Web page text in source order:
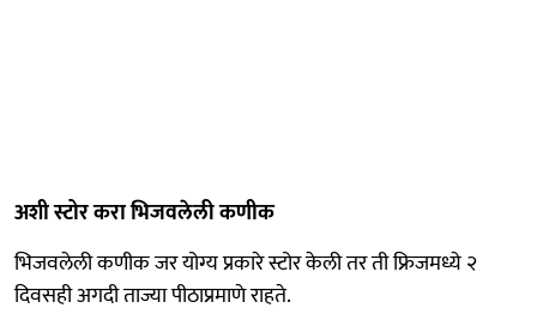
अशी स्टोर करा भिजवलेली कणीक
भिजवलेली कणीक जर योग्य प्रकारे स्टोर केली तर ती फ्रिजमध्ये २
दिवसही अगदी ताज्या पीठाप्रमाणे राहते.